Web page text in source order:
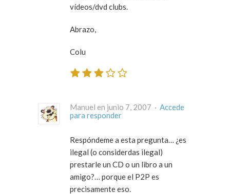
vídeos/dvd clubs.
Abrazo,
Colu
Manuel en junio 7, 2007 · Accede
para responder
Respóndeme a esta pregunta… ¿es
ilegal (o considerdas ilegal)
prestarle un CD o un libro a un
amigo?… porque el P2P es
precisamente eso.